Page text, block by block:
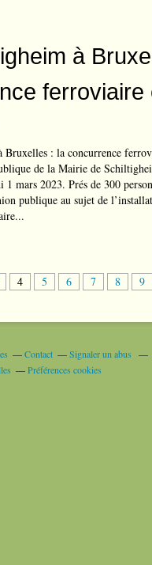
à
ferroviaire
de la Mairie de
1 mars 2023. Prés de 300
publique au sujet de
4 5 6 7 8 9
Contact
Signaler un abus
Préférences cookies